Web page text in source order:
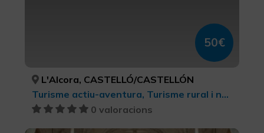
50€
L'Alcora, CASTELLÓ/CASTELLÓN
Turisme actiu-aventura, Turisme rural i natural
0 valoracions